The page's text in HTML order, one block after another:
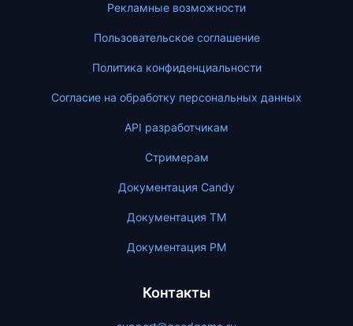
Рекламные возможности
Пользовательское соглашение
Политика конфиденциальности
Согласие на обработку персональных данных
API разработчикам
Стримерам
Документация Candy
Документация ТМ
Документация PM
Контакты